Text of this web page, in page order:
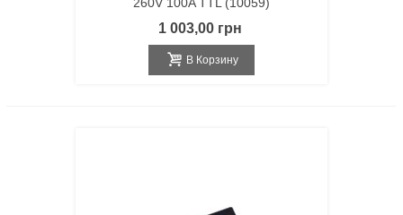
1 003,00 грн
В Корзину